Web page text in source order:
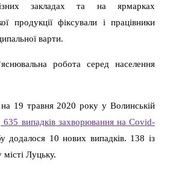
закладах та на ярмарках
продукції фіксували і працівники
варти.
робота серед населення
19 травня 2020 року у Волинській
635 випадків захворювання на Covid-
додалося 10 нових випадків. 138 із
Луцьку.